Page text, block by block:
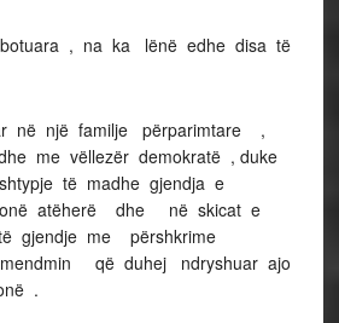
, na ka lënë edhe disa të
në një familje përparimtare ,
me vëllezër demokratë , duke
të madhe gjendja e
atëherë dhe në skicat e
gjendje me përshkrime
që duhej ndryshuar ajo
.